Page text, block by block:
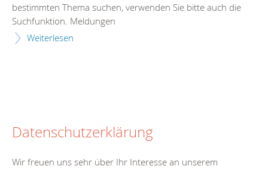
bestimmten Thema suchen, verwenden Sie bitte auch die
Suchfunktion. Meldungen
Weiterlesen
Datenschutzerklärung
Wir freuen uns sehr über Ihr Interesse an unserem